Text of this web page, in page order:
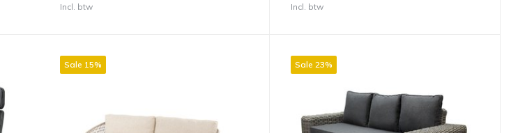
Incl. btw Incl. btw
Sale 15% Sale 23%